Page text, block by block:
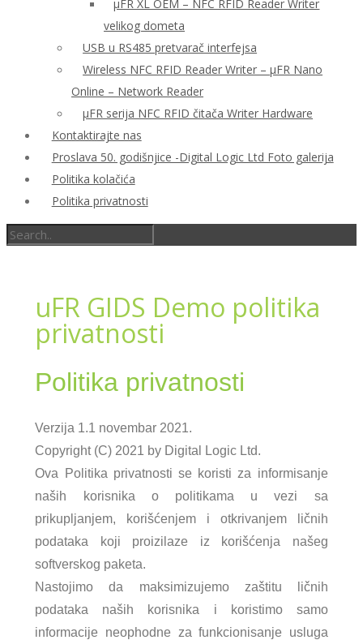
µFR XL OEM – NFC RFID Reader Writer
velikog dometa
USB u RS485 pretvarač interfejsa
Wireless NFC RFID Reader Writer – μFR Nano
Online – Network Reader
μFR serija NFC RFID čitača Writer Hardware
Kontaktirajte nas
Proslava 50. godišnjice -Digital Logic Ltd Foto galerija
Politika kolačića
Politika privatnosti
uFR GIDS Demo politika
privatnosti
Politika privatnosti
Verzija 1.1 novembar 2021.
Copyright (C) 2021 by Digital Logic Ltd.
Ova Politika privatnosti se koristi za informisanje
naših korisnika o politikama u vezi sa
prikupljanjem, korišćenjem i otkrivanjem ličnih
podataka koji proizilaze iz korišćenja našeg
softverskog paketa.
Nastojimo da maksimizujemo zaštitu ličnih
podataka naših korisnika i koristimo samo
informacije neophodne za funkcionisanje usluga